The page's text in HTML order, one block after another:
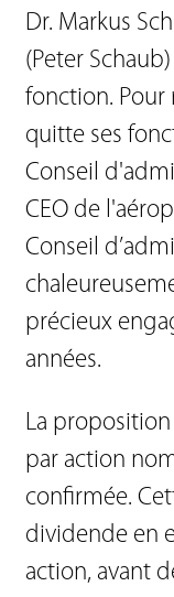
Dr. Markus
(Peter
fonction. Pour
quitte ses
Conseil
CEO de
Conseil
précieux
années.
La
par action
confirmée.
dividende en
action, avant